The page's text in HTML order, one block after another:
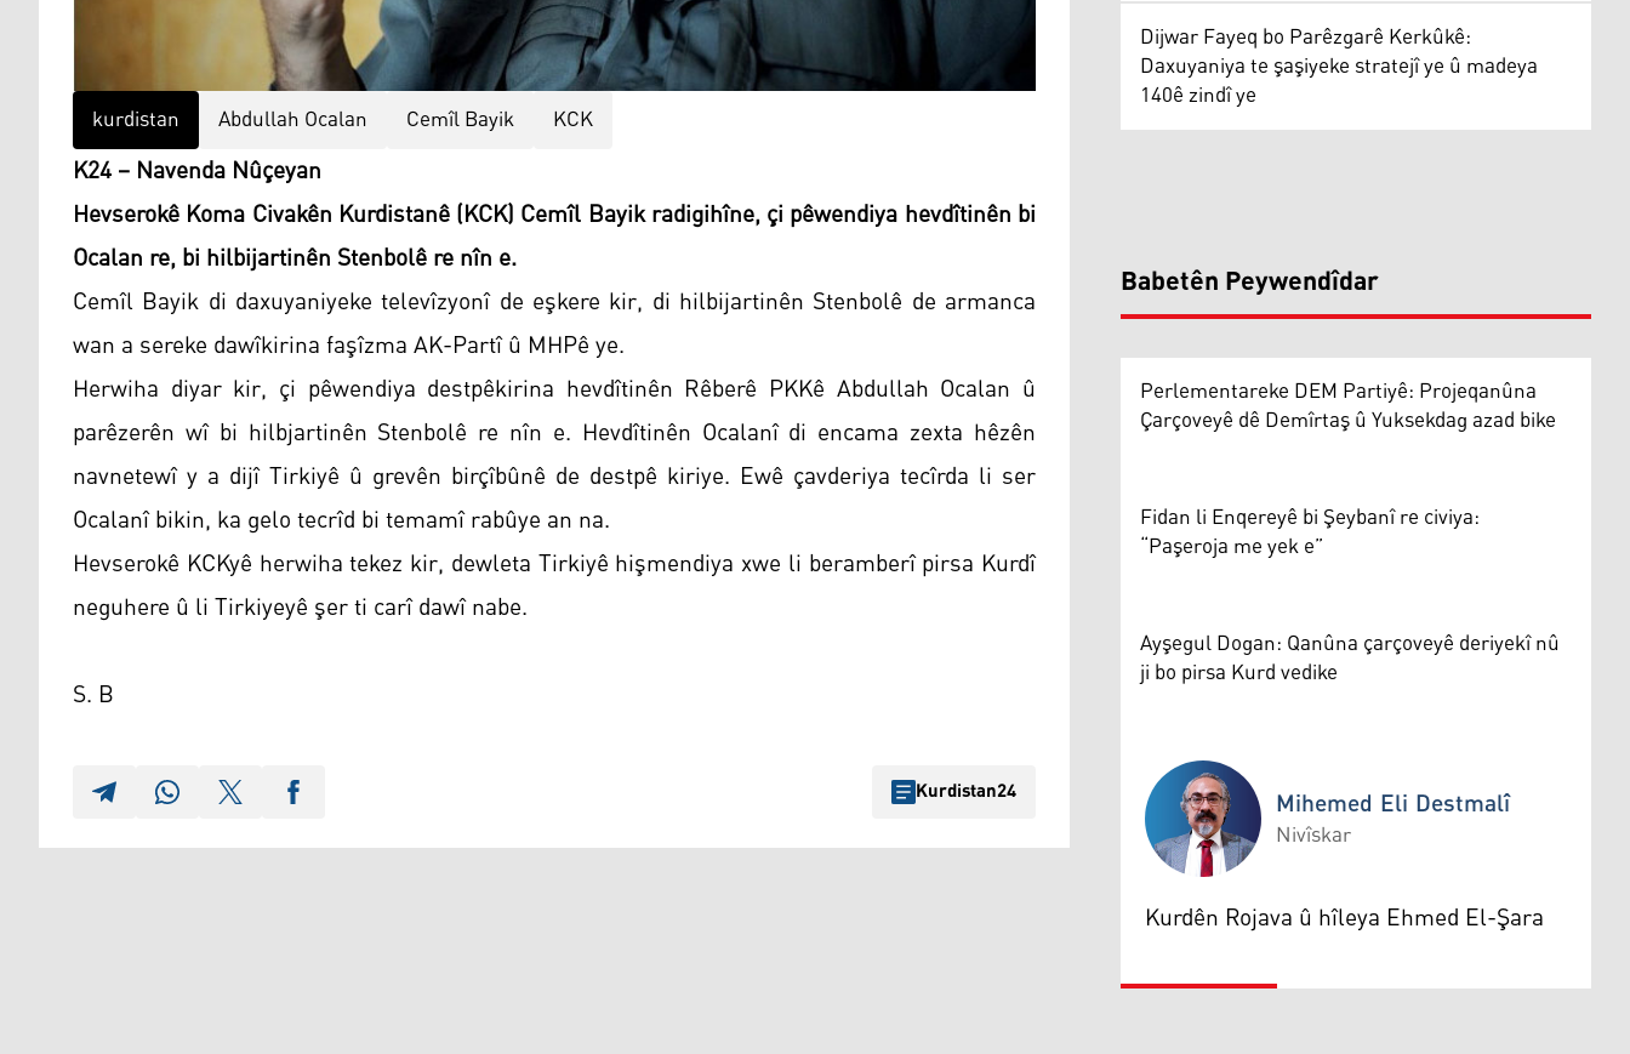
kurdistan Abdullah Ocalan Cemîl Bayik KCK
K24 – Navenda Nûçeyan
Hevserokê Koma Civakên Kurdistanê (KCK) Cemîl Bayik radigihîne, çi pêwendiya hevdîtinên bi
Ocalan re, bi hilbijartinên Stenbolê re nîn e.
Cemîl Bayik di daxuyaniyeke televîzyonî de eşkere kir, di hilbijartinên Stenbolê de armanca
wan a sereke dawîkirina faşîzma AK-Partî û MHPê ye.
Herwiha diyar kir, çi pêwendiya destpêkirina hevdîtinên Rêberê PKKê Abdullah Ocalan û
parêzerên wî bi hilbjartinên Stenbolê re nîn e. Hevdîtinên Ocalanî di encama zexta hêzên
navnetewî y a dijî Tirkiyê û grevên birçîbûnê de destpê kiriye. Ewê çavderiya tecîrda li ser
Ocalanî bikin, ka gelo tecrîd bi temamî rabûye an na.
Hevserokê KCKyê herwiha tekez kir, dewleta Tirkiyê hişmendiya xwe li beramberî pirsa Kurdî
neguhere û li Tirkiyeyê şer ti carî dawî nabe.
S. B
Kurdistan24
Dijwar Fayeq bo Parêzgarê Kerkûkê:
Daxuyaniya te şaşiyeke stratejî ye û madeya
140ê zindî ye
Babetên Peywendîdar
Perlementareke DEM Partiyê: Projeqanûna
Çarçoveyê dê Demîrtaş û Yuksekdag azad bike
Fidan li Enqereyê bi Şeybanî re civiya:
“Paşeroja me yek e”
Ayşegul Dogan: Qanûna çarçoveyê deriyekî nû
ji bo pirsa Kurd vedike
Mihemed Eli Destmalî
Mihemed Eli Destmalî
Nivîskar
Kurdên Rojava û hîleya Ehmed El-Şara